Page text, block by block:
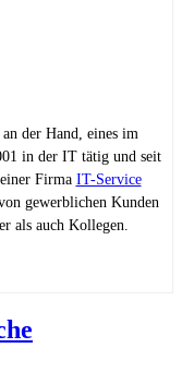
der Hand, eines im
in der IT tätig und seit
Firma IT-Service
gewerblichen Kunden
als auch Kollegen.